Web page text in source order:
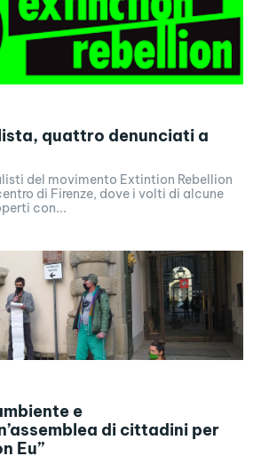
quattro denunciati a
del movimento Extintion Rebellion
di Firenze, dove i volti di alcune
con...
e
di cittadini per
Eu”